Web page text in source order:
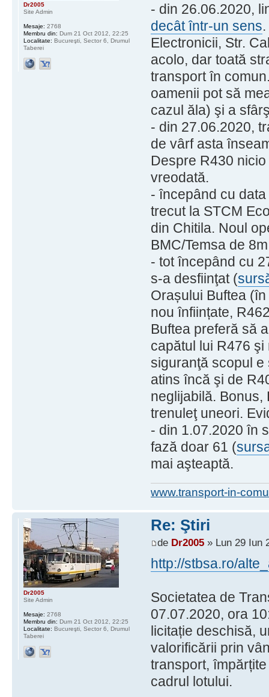
- din 26.06.2020,
decât într-un sens
Electronicii, Str.
acolo, dar toată
transport în
oamenii pot să
cazul ăla) şi a
- din 27.06.2020,
de vârf asta
Despre R430
vreodată.
- începând cu
trecut la STCM
din Chitila. Noul
BMC/Temsa de
- tot începând cu
s-a desfiinţat (
Orașului Buftea
nou înființate,
Buftea preferă să
capătul lui R476
siguranţă scopul e
atins încă şi de
neglijabilă. Bonus,
trenuleţ uneori.
- din 1.07.2020 în
fază doar 61 (
mai aşteaptă.
www.transport-in-
Dr2005
Site Admin
Mesaje: 2768
Membru din: Dum 21 Oct 2012, 22:25
Localitate: Bucureşti, Sector 6, Drumul
Taberei
Re: Ştiri
de Dr2005» Lun 29 Iun
http://stbsa.ro/
Societatea de
07.07.2020, ora
licitație deschisă,
valorificării prin
transport,
cadrul lotului.
Dr2005
Site Admin
Mesaje: 2768
Membru din: Dum 21 Oct 2012, 22:25
Localitate: Bucureşti, Sector 6, Drumul
Taberei